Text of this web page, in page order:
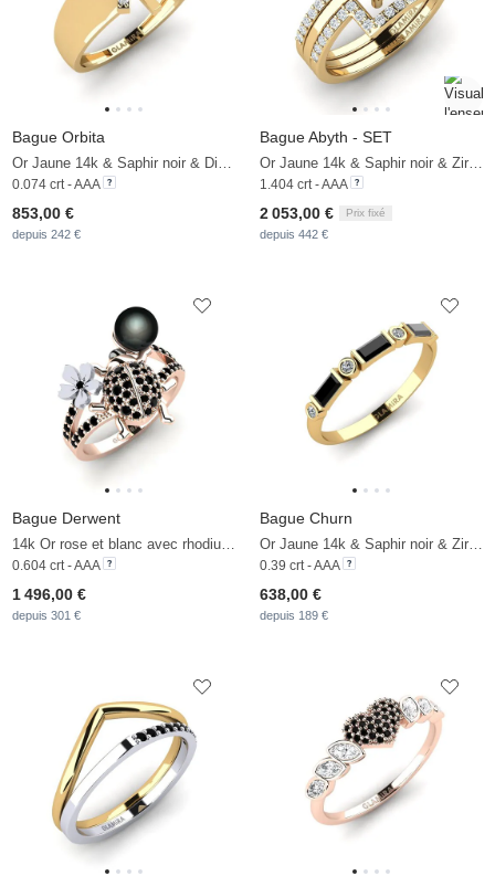
Bague Orbita
0.074 crt - AAA
853,00 €
depuis 242 €
Bague Abyth - SET
1.404 crt - AAA
2 053,00 € Prix fixé
depuis 442 €
Bague Derwent
0.604 crt - AAA
1 496,00 €
depuis 301 €
Bague Churn
0.39 crt - AAA
638,00 €
depuis 189 €